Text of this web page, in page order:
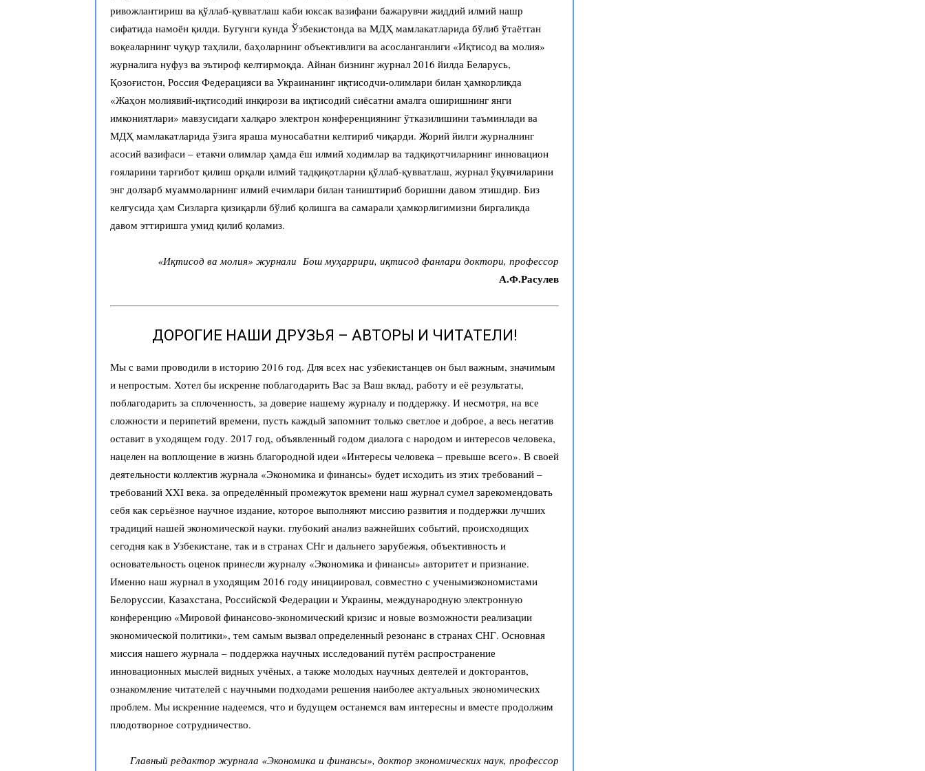
ривожлантириш ва қўллаб-қувватлаш каби юксак вазифани бажарувчи жиддий илмий нашр
сифатида намоён қилди. Бугунги кунда Ўзбекистонда ва МДҲ мамлакатларида бўлиб ўтаётган
воқеаларнинг чуқур таҳлили, баҳоларнинг объективлиги ва асосланганлиги «Иқтисод ва молия»
журналига нуфуз ва эътироф келтирмоқда. Айнан бизнинг журнал 2016 йилда Беларусь,
Қозоғистон, Россия Федерацияси ва Украинанинг иқтисодчи-олимлари билан ҳамкорликда
«Жаҳон молиявий-иқтисодий инқирози ва иқтисодий сиёсатни амалга оширишнинг янги
имкониятлари» мавзусидаги халқаро электрон конференциянинг ўтказилишини таъминлади ва
МДҲ мамлакатларида ўзига яраша муносабатни келтириб чиқарди. Жорий йилги журналнинг
асосий вазифаси – етакчи олимлар ҳамда ёш илмий ходимлар ва тадқиқотчиларнинг инновацион
ғояларини тарғибот қилиш орқали илмий тадқиқотларни қўллаб-қувватлаш, журнал ўқувчиларини
энг долзарб муаммоларнинг илмий ечимлари билан таништириб боришни давом этишдир. Биз
келгусида ҳам Сизларга қизиқарли бўлиб қолишга ва самарали ҳамкорлигимизни биргаликда
давом эттиришга умид қилиб қоламиз.
«Иқтисод ва молия» журнали Бош муҳаррири, иқтисод фанлари доктори, профессор
А.Ф.Расулев
ДОРОГИЕ НАШИ ДРУЗЬЯ – АВТОРЫ И ЧИТАТЕЛИ!
Мы с вами проводили в историю 2016 год. Для всех нас узбекистанцев он был важным, значимым
и непростым. Хотел бы искренне поблагодарить Вас за Ваш вклад, работу и её результаты,
поблагодарить за сплоченность, за доверие нашему журналу и поддержку. И несмотря, на все
сложности и перипетий времени, пусть каждый запомнит только светлое и доброе, а весь негатив
оставит в уходящем году. 2017 год, объявленный годом диалога с народом и интересов человека,
нацелен на воплощение в жизнь благородной идеи «Интересы человека – превыше всего». В своей
деятельности коллектив журнала «Экономика и финансы» будет исходить из этих требований –
требований XXI века. за определённый промежуток времени наш журнал сумел зарекомендовать
себя как серьёзное научное издание, которое выполняют миссию развития и поддержки лучших
традиций нашей экономической науки. глубокий анализ важнейших событий, происходящих
сегодня как в Узбекистане, так и в странах СНг и дальнего зарубежья, объективность и
основательность оценок принесли журналу «Экономика и финансы» авторитет и признание.
Именно наш журнал в уходящим 2016 году инициировал, совместно с ученымиэкономистами
Белоруссии, Казахстана, Российской Федерации и Украины, международную электронную
конференцию «Мировой финансово-экономический кризис и новые возможности реализации
экономической политики», тем самым вызвал определенный резонанс в странах СНГ. Основная
миссия нашего журнала – поддержка научных исследований путём распространение
инновационных мыслей видных учёных, а также молодых научных деятелей и докторантов,
ознакомление читателей с научными подходами решения наиболее актуальных экономических
проблем. Мы искренние надеемся, что и будущем останемся вам интересны и вместе продолжим
плодотворное сотрудничество.
Главный редактор журнала «Экономика и финансы», доктор экономических наук, профессор